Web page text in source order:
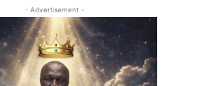
- Advertisement -